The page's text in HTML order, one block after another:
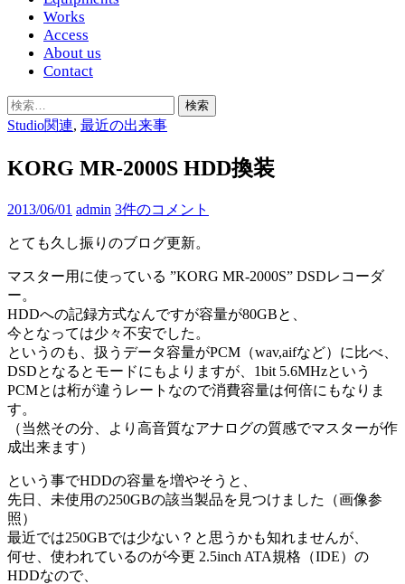
Works
Access
About us
Contact
検
索:
Studio関連, 最近の出来事
KORG MR-2000S HDD換装
2013/06/01 admin 3件のコメント
とても久し振りのブログ更新。
マスター用に使っている ”KORG MR-2000S” DSDレコーダ
ー。
HDDへの記録方式なんですが容量が80GBと、
今となっては少々不安でした。
というのも、扱うデータ容量がPCM（wav,aifなど）に比べ、
DSDとなるとモードにもよりますが、1bit 5.6MHzという
PCMとは桁が違うレートなので消費容量は何倍にもなりま
す。
（当然その分、より高音質なアナログの質感でマスターが作
成出来ます）
という事でHDDの容量を増やそうと、
先日、未使用の250GBの該当製品を見つけました（画像参
照）
最近では250GBでは少ない？と思うかも知れませんが、
何せ、使われているのが今更 2.5inch ATA規格（IDE）の
HDDなので、